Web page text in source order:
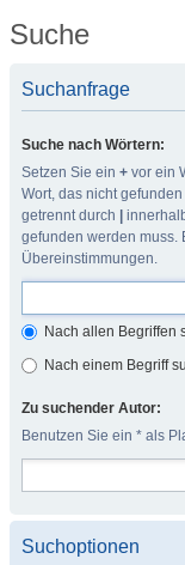
Suche
Suchanfrage
Suche nach Wörtern:
Setzen Sie ein + vor ein
Wort, das nicht
getrennt durch
gefunden werden muss.
Übereinstimmungen.
Nach allen Begriffen
Nach einem Begriff
Zu suchender Autor:
Benutzen Sie ein * als
Suchoptionen